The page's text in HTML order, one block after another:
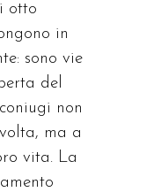
otto
in
sono vie
del
non
ma a
vita. La